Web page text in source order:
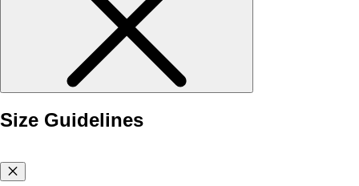
Size Guidelines